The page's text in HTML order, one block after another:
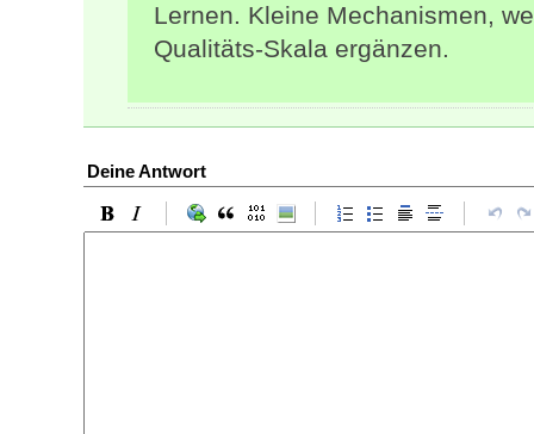
Lernen. Kleine Mechanismen,
Qualitäts-Skala ergänzen.
Deine Antwort